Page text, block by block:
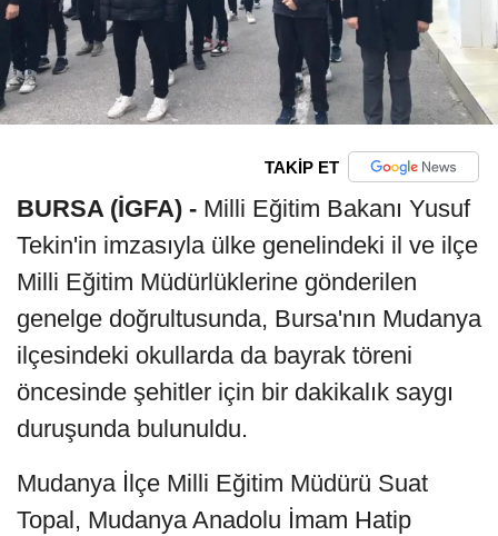
TAKİP ET
BURSA (İGFA) - Milli Eğitim Bakanı Yusuf
Tekin'in imzasıyla ülke genelindeki il ve ilçe
Milli Eğitim Müdürlüklerine gönderilen
genelge doğrultusunda, Bursa'nın Mudanya
ilçesindeki okullarda da bayrak töreni
öncesinde şehitler için bir dakikalık saygı
duruşunda bulunuldu.
Mudanya İlçe Milli Eğitim Müdürü Suat
Topal, Mudanya Anadolu İmam Hatip